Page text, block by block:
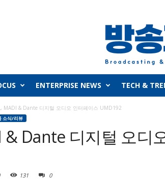
ENTERPRISE NEWS TECH &
MADI & Dante 디지털 오디오 인터페이스 UMD192
소식/리뷰
& Dante 디지털 오디
131 0